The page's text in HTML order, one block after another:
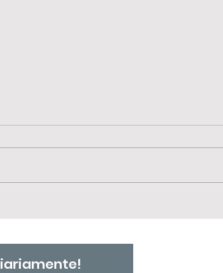
Nacional de Tereza de
Negra e Dia
Internacional da Mulher
Negra Latino-Americana